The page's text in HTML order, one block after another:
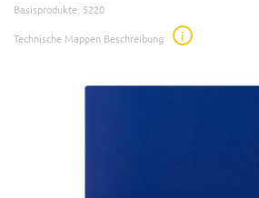
Basisprodukte: 5220
Technische Mappen Beschreibung
i